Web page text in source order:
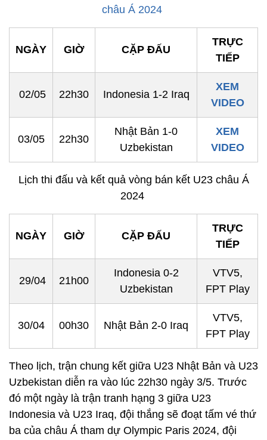
châu Á 2024
NGÀY GIỜ CẶP ĐẤU
TRỰC
TIẾP
02/05 22h30 Indonesia 1-2 Iraq
XEM
VIDEO
03/05 22h30
Nhật Bản 1-0
Uzbekistan
XEM
VIDEO
Lịch thi đấu và kết quả vòng bán kết U23 châu Á
2024
NGÀY GIỜ CẶP ĐẤU
TRỰC
TIẾP
29/04 21h00
Indonesia 0-2
Uzbekistan
VTV5,
FPT Play
30/04 00h30 Nhật Bản 2-0 Iraq
VTV5,
FPT Play
Theo lịch, trận chung kết giữa U23 Nhật Bản và U23
Uzbekistan diễn ra vào lúc 22h30 ngày 3/5. Trước
đó một ngày là trận tranh hạng 3 giữa U23
Indonesia và U23 Iraq, đội thắng sẽ đoạt tấm vé thứ
ba của châu Á tham dự Olympic Paris 2024, đội